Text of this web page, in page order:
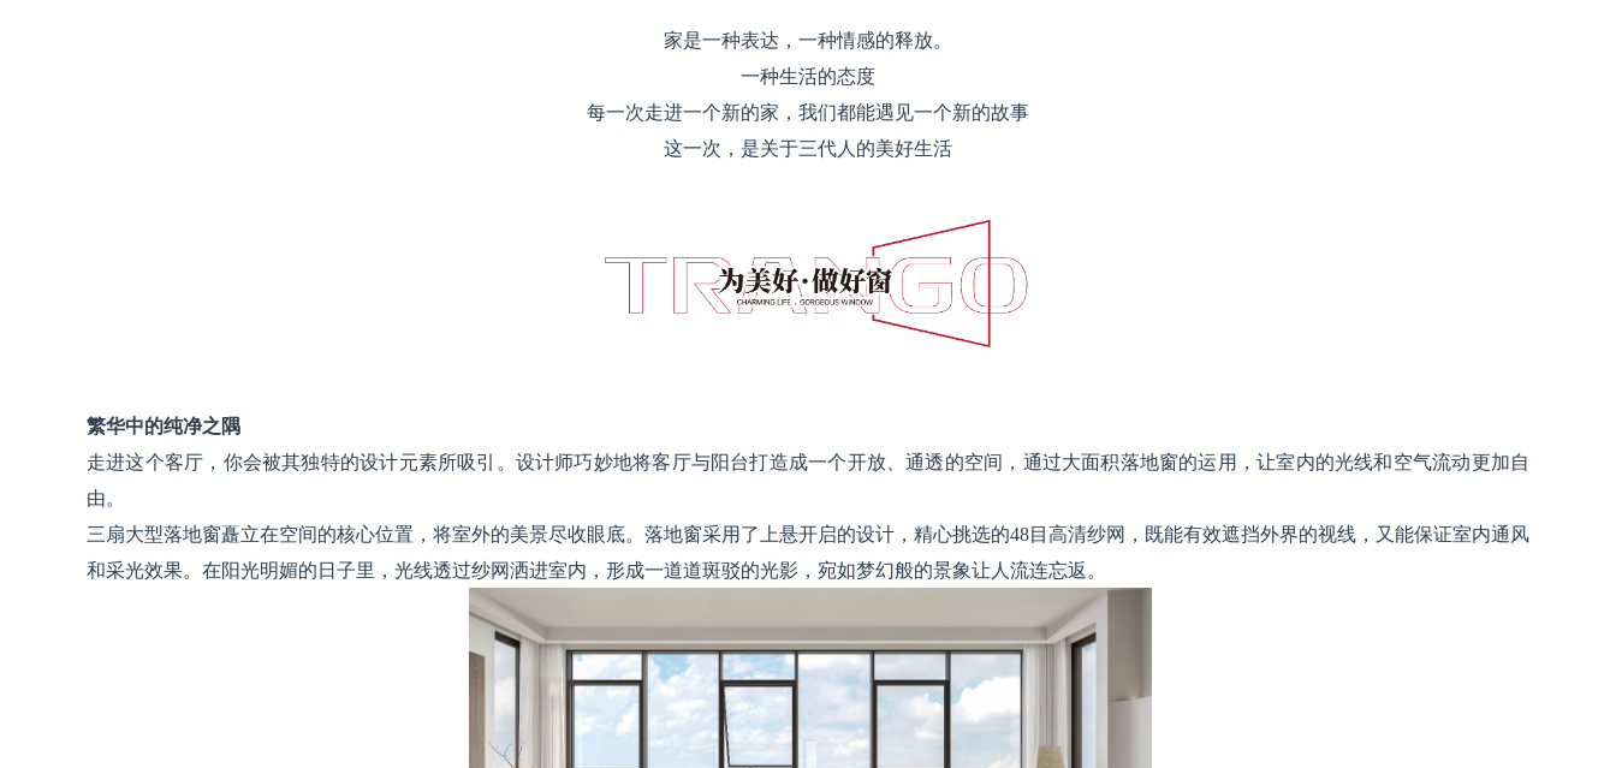
家是一种表达，一种情感的释放。
一种生活的态度
每一次走进一个新的家，我们都能遇见一个新的故事
这一次，是关于三代人的美好生活
繁华中的纯净之隅
走进这个客厅，你会被其独特的设计元素所吸引。设计师巧妙地将客厅与阳台打造成一个开放、通透的空间，通过大面积落地窗的运用，让室内的光线和空气流动更加自
由。
三扇大型落地窗矗立在空间的核心位置，将室外的美景尽收眼底。落地窗采用了上悬开启的设计，精心挑选的48目高清纱网，既能有效遮挡外界的视线，又能保证室内通风
和采光效果。在阳光明媚的日子里，光线透过纱网洒进室内，形成一道道斑驳的光影，宛如梦幻般的景象让人流连忘返。